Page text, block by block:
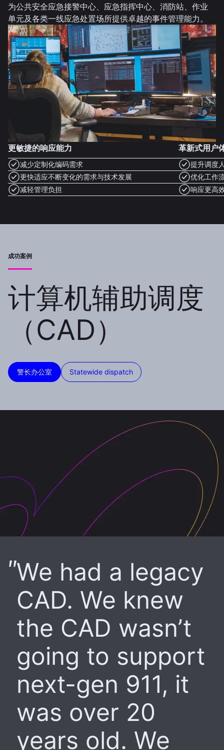
为公共安全应急接警中心、应急指挥中心、消防站、作业
单元及各类一线应急处置场所提供卓越的事件管理能力。
更敏捷的响应能力
减少定制化编码需求
更快适应不断变化的需求与技术发展
减轻管理负担
革新式用户
提升调度
优化工作
响应更高
成功案例
计算机辅助调度
（CAD）
警长办公室 Statewide dispatch
We had a legacy
CAD. We knew
the CAD wasn’t
going to support
next-gen 911, it
was over 20
years old. We